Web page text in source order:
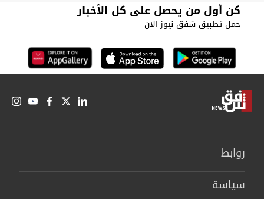
كن أول من يحصل على كل الأخبار
حمل تطبيق شفق نيوز الان
روابط
سیاسة